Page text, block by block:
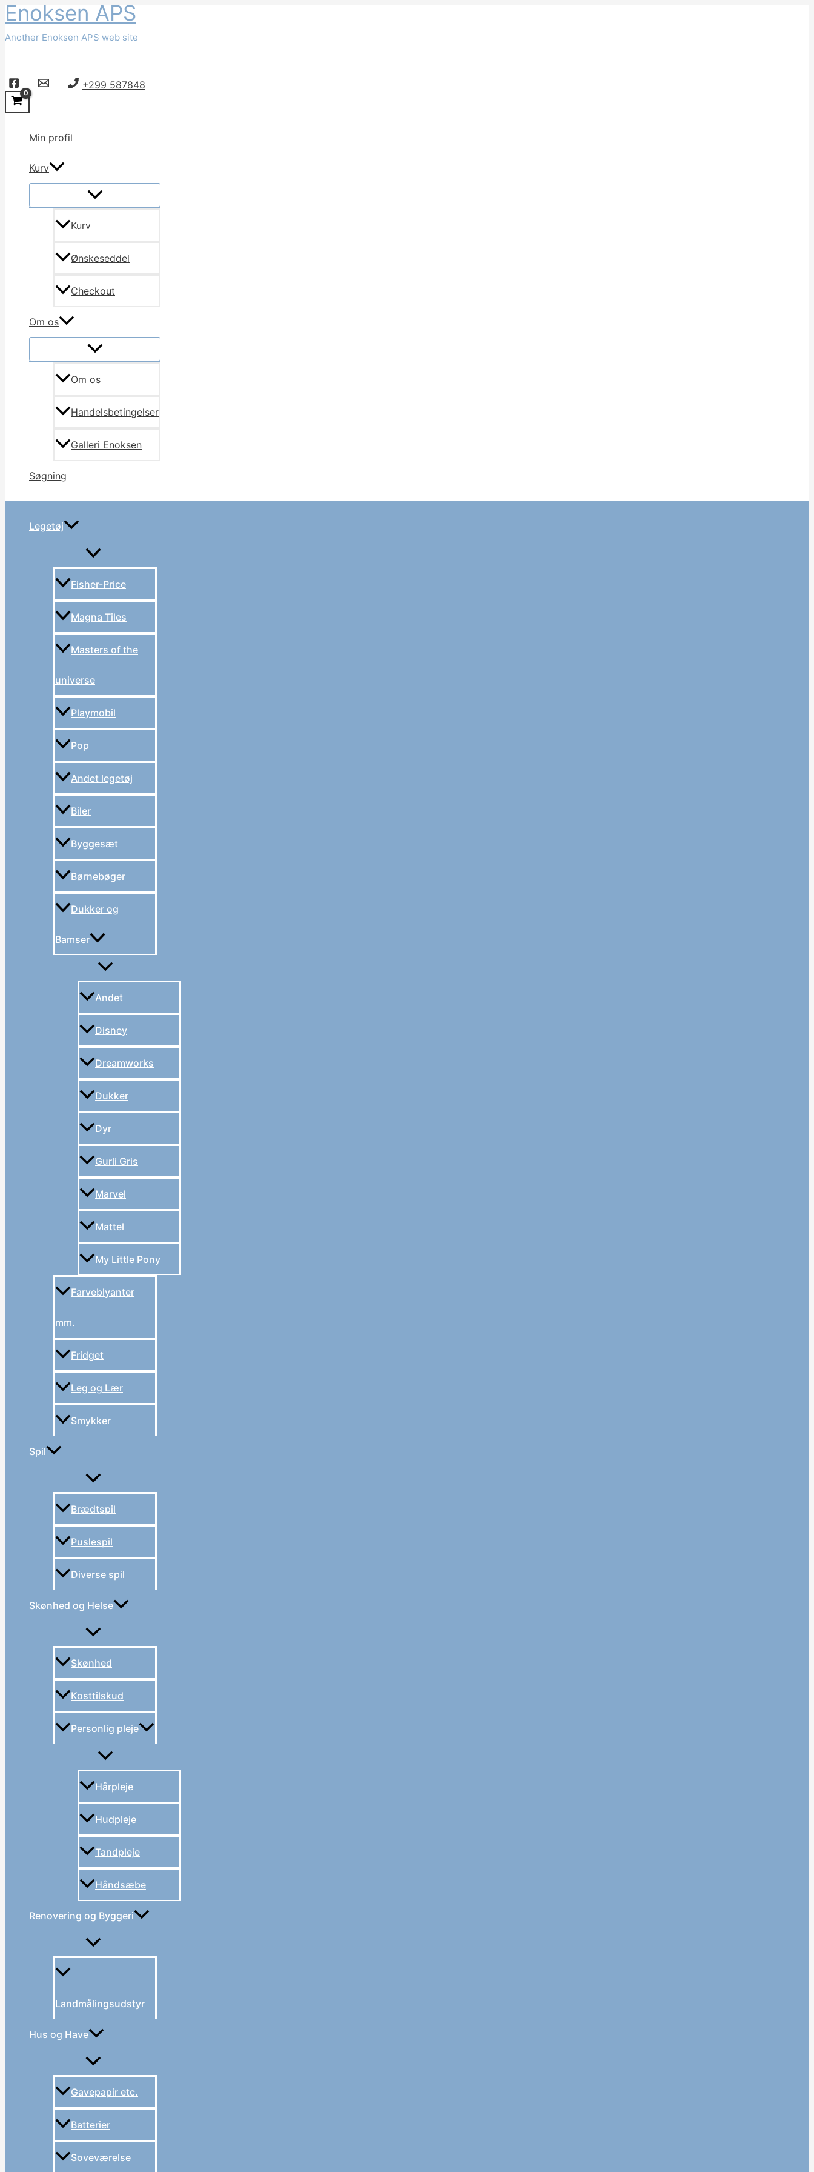
Gå
indholdet
Enoksen APS
Another Enoksen APS web site
+299 587848
Min profil
Kurv
Kurv
Ønskeseddel
Checkout
Om os
Om os
Handelsbetingelser
Galleri Enoksen
Søgning
Legetøj
Fisher-Price
Magna Tiles
Masters of the
universe
Playmobil
Pop
Andet legetøj
Biler
Byggesæt
Børnebøger
Dukker og
Bamser
Andet
Disney
Dreamworks
Dukker
Dyr
Gurli Gris
Marvel
Mattel
My Little Pony
Farveblyanter
mm.
Fridget
Leg og Lær
Smykker
Spil
Brædtspil
Puslespil
Diverse spil
Skønhed og Helse
Skønhed
Kosttilskud
Personlig pleje
Hårpleje
Hudpleje
Tandpleje
Håndsæbe
Renovering og Byggeri
Landmålingsudstyr
Hus og Have
Gavepapir etc.
Batterier
Soveværelse